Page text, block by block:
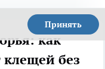
Принять
как
без